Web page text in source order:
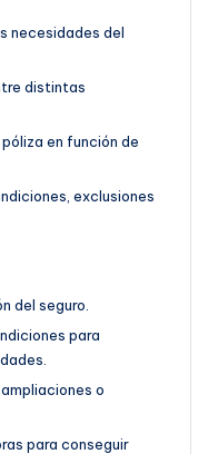
necesidades del
distintas
en función de
exclusiones
del seguro.
para
o
para conseguir